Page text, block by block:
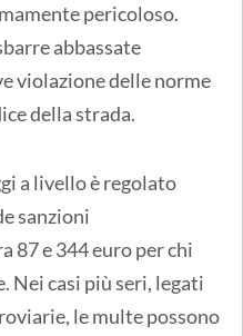
pericoloso.
abbassate
violazione delle norme
della strada.
a livello è regolato
sanzioni
87 e 344 euro per chi
Nei casi più seri, legati
le multe possono